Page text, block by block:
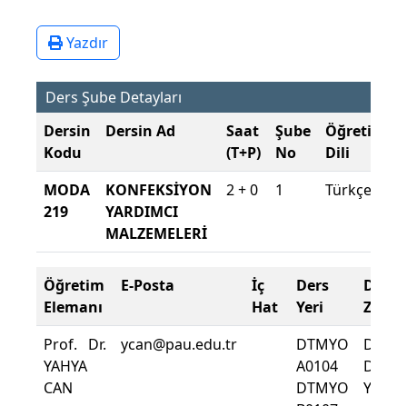
Yazdır
Ders Şube Detayları
Dersin
Kodu
Dersin Ad
Saat
(T+P)
Şube
No
Öğretim
Dili
MODA
219
KONFEKSİYON
YARDIMCI
MALZEMELERİ
2 + 0 1 Türkçe
Öğretim
Elemanı
E-Posta
İç
Hat
Ders
Yeri
Prof. Dr.
YAHYA
CAN
ycan@pau.edu.tr
DTMYO
A0104
DTMYO